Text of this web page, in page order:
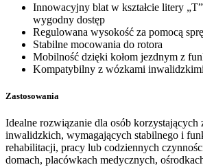
Innowacyjny blat w kształcie litery
wygodny dostęp
Regulowana wysokość za pomocą
Stabilne mocowania do rotora
Mobilność dzięki kołom jezdnym z
Kompatybilny z wózkami inwalidzkimi
Zastosowania
Idealne rozwiązanie dla osób
inwalidzkich, wymagających stabilnego i
rehabilitacji, pracy lub codziennych
domach, placówkach medycznych,